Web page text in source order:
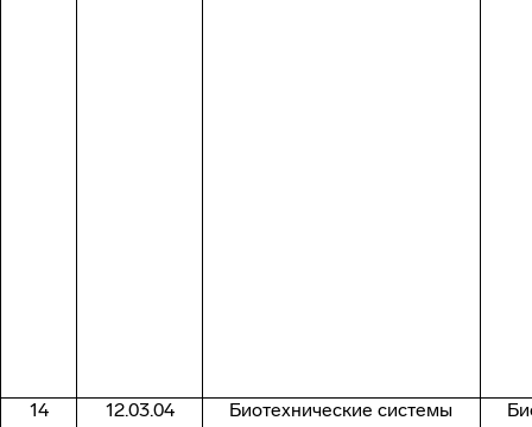
14 12.03.04
Биотехнические системы